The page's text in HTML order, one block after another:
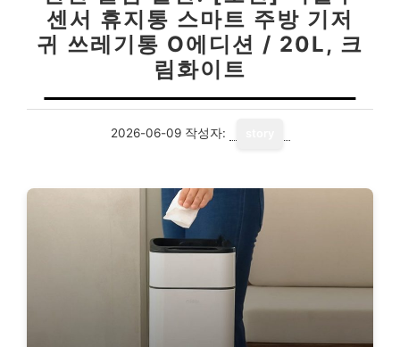
센서 휴지통 스마트 주방 기저
귀 쓰레기통 O에디션 / 20L, 크
림화이트
2026-06-09 작성자: